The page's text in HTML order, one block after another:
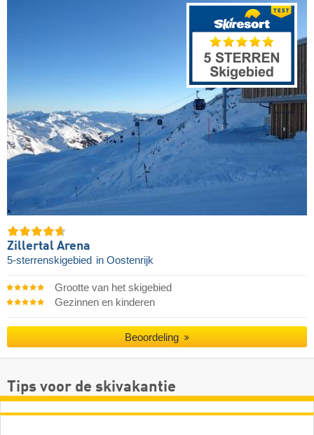
Zillertal Arena
5-sterrenskigebied in Oostenrijk
Grootte van het skigebied
Gezinnen en kinderen
Beoordeling
Tips voor de skivakantie